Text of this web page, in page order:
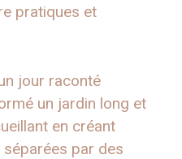
pratiques et
jour raconté
un jardin long et
en créant
par des